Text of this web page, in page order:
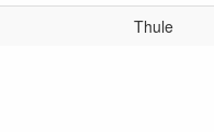
Thule